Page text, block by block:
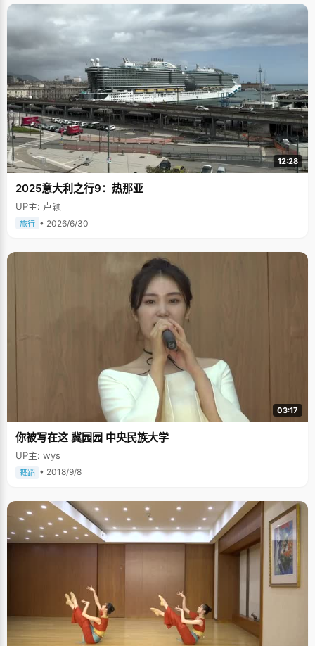
12:28
2025意大利之行9：热那亚
UP主: 卢颖
旅行 • 2026/6/30
03:17
你被写在这 冀园园 中央民族大学
UP主: wys
舞蹈 • 2018/9/8